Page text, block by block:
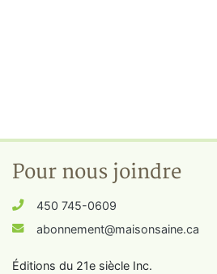
Pour nous joindre
450 745-0609
abonnement@maisonsaine.ca
Éditions du 21e siècle Inc.